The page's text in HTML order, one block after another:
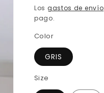
habitual
Los gastos de envío
pago.
Color
GRIS
Size